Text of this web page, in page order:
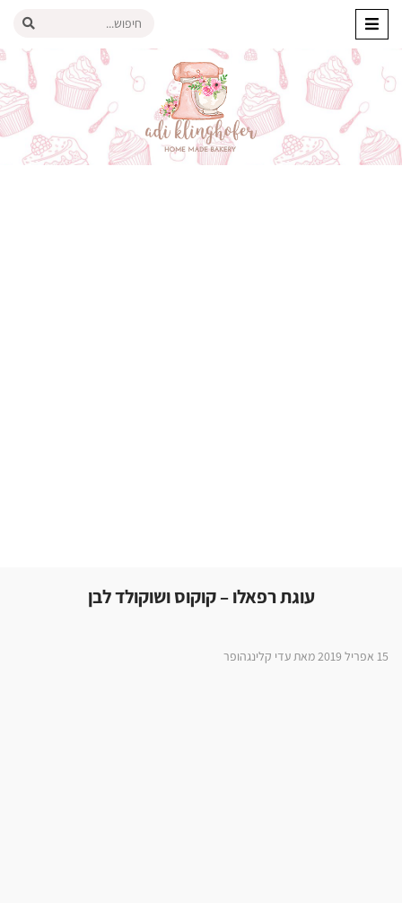
עוגת רפאלו – קוקוס ושוקולד לבן
15 אפריל 2019 מאת עדי קלינגהופר